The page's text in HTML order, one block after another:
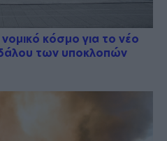
κόσμο για το νέο
των υποκλοπών